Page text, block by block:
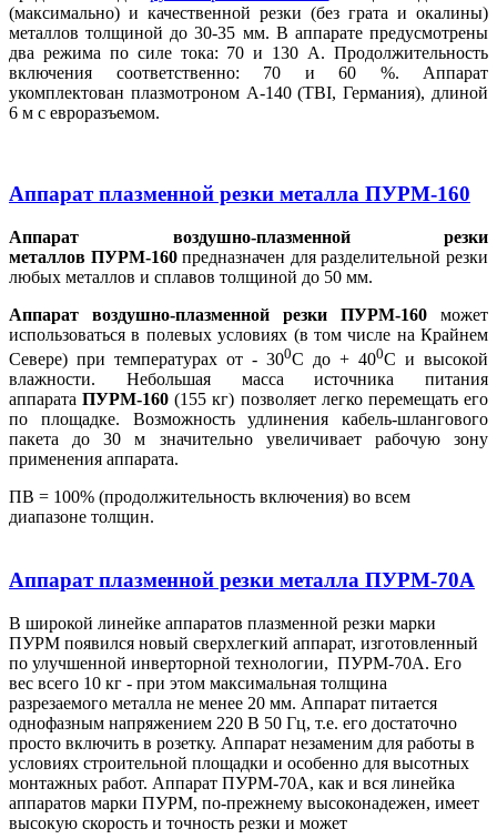
(максимально) и качественной резки (без грата и окалины)
металлов толщиной до 30-35 мм. В аппарате предусмотрены
два режима по силе тока: 70 и 130 А. Продолжительность
включения соответственно: 70 и 60 %. Аппарат
укомплектован плазмотроном А-140 (TBI, Германия), длиной
6 м с евроразъемом.
Аппарат плазменной резки металла ПУРМ-160
Аппарат воздушно-плазменной резки
металлов ПУРМ-160 предназначен для разделительной резки
любых металлов и сплавов толщиной до 50 мм.
Аппарат воздушно-плазменной резки
ПУРМ-160 может
использоваться в полевых условиях (в том числе на Крайнем
Севере) при температурах от - 300С до + 400С и высокой
влажности. Небольшая масса источника питания
аппаратаПУРМ-160 (155 кг) позволяет легко перемещать его
по площадке. Возможность удлинения кабель-шлангового
пакета до 30
м значительно увеличивает рабочую зону
применения аппарата.
ПВ = 100% (продолжительность включения) во всем
диапазоне толщин.
Аппарат плазменной резки металла ПУРМ-70А
В широкой линейке аппаратов плазменной резки марки
ПУРМ появился новый сверхлегкий аппарат, изготовленный
по улучшенной инверторной технологии, ПУРМ-70А. Его
вес всего 10 кг - при этом максимальная толщина
разрезаемого металла не менее 20 мм. Аппарат питается
однофазным напряжением 220 В 50 Гц, т.е. его достаточно
просто включить в розетку. Аппарат незаменим для работы в
условиях строительной площадки и особенно для высотных
монтажных работ. Аппарат ПУРМ-70А, как и вся линейка
аппаратов марки ПУРМ, по-прежнему высоконадежен, имеет
высокую скорость и точность резки и может